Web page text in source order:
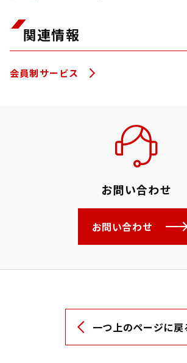
関連情報
会員制サービス
お問い合わせ
お問い合わせ
一つ上のページに戻